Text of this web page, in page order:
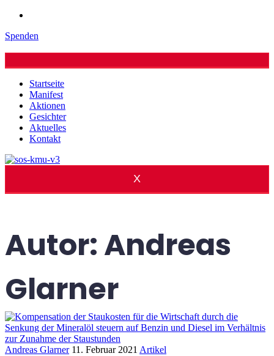
Spenden
Startseite
Manifest
Aktionen
Gesichter
Aktuelles
Kontakt
X
Autor:Andreas
Glarner
Andreas Glarner 11. Februar 2021 Artikel